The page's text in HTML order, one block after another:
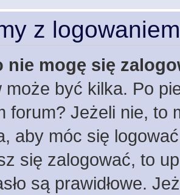
z
nie mogę się
może być kilka. Po
forum? Jeżeli nie, to
aby móc się
się zalogować, to
są prawidłowe.